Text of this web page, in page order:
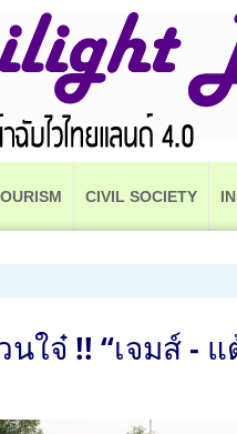
CIVIL SOCIETY
ใจ๋ !! “เจมส์ -